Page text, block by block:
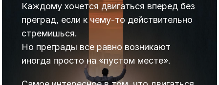
Каждому хочется двигаться вперед без
преград, если к чему-то действительно
стремишься.
Но преграды все равно возникают
иногда просто на «пустом месте».